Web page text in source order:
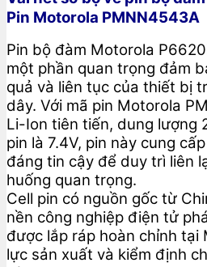
Pin Motorola PMNN4543A
Pin bộ đàm Motorola
một phần quan trọng đảm
quả và liên tục của thiết bị
dây. Với mã pin Motorola
Li-Ion tiên tiến, dung lượng
pin là 7.4V, pin này cung
đáng tin cậy để duy trì liên
huống quan trọng.
Cell pin có nguồn gốc từ
nền công nghiệp điện tử
được lắp ráp hoàn chỉnh tại
lực sản xuất và kiểm định